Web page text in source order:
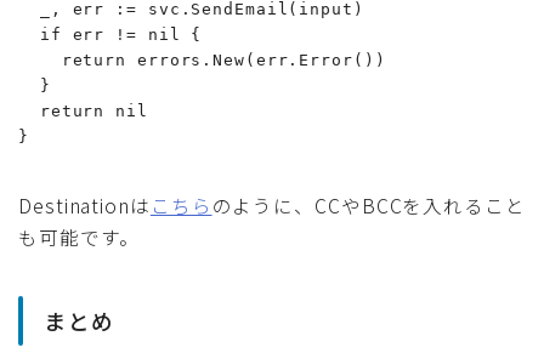
  _, err := svc.SendEmail(input)
  if err != nil {
    return errors.New(err.Error())
  }
  return nil
}
Destinationは こちら のように、CCやBCCを入れること
も可能です。
まとめ